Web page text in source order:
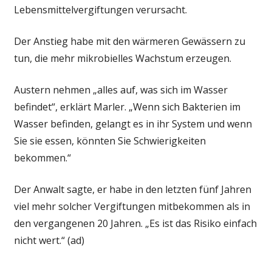
Lebensmittelvergiftungen verursacht.
Der Anstieg habe mit den wärmeren Gewässern zu
tun, die mehr mikrobielles Wachstum erzeugen.
Austern nehmen „alles auf, was sich im Wasser
befindet“, erklärt Marler. „Wenn sich Bakterien im
Wasser befinden, gelangt es in ihr System und wenn
Sie sie essen, könnten Sie Schwierigkeiten
bekommen.“
Der Anwalt sagte, er habe in den letzten fünf Jahren
viel mehr solcher Vergiftungen mitbekommen als in
den vergangenen 20 Jahren. „Es ist das Risiko einfach
nicht wert.“ (ad)